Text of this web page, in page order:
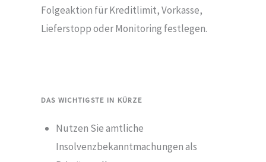
Folgeaktion für Kreditlimit, Vorkasse,
Lieferstopp oder Monitoring festlegen.
DAS WICHTIGSTE IN KÜRZE
Nutzen Sie amtliche
Insolvenzbekanntmachungen als